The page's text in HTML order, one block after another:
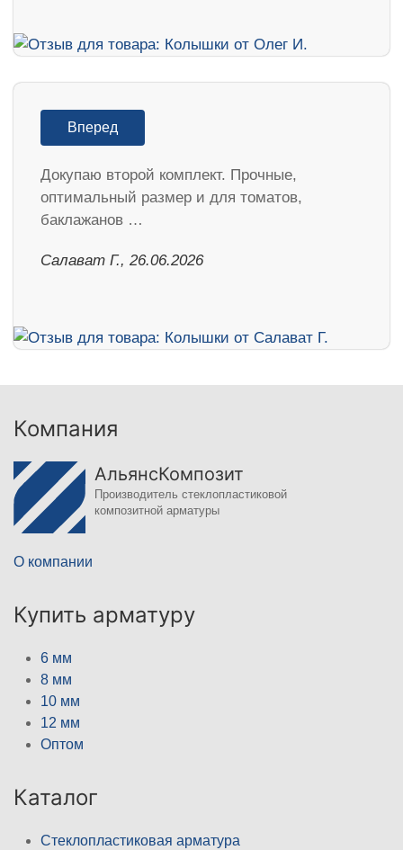
Вперед
Докупаю второй комплект. Прочные,
оптимальный размер и для томатов,
баклажанов …
Салават Г., 26.06.2026
Компания
АльянсКомпозит
Производитель стеклопластиковой
композитной арматуры
О компании
Купить арматуру
6 мм
8 мм
10 мм
12 мм
Оптом
Каталог
Стеклопластиковая арматура